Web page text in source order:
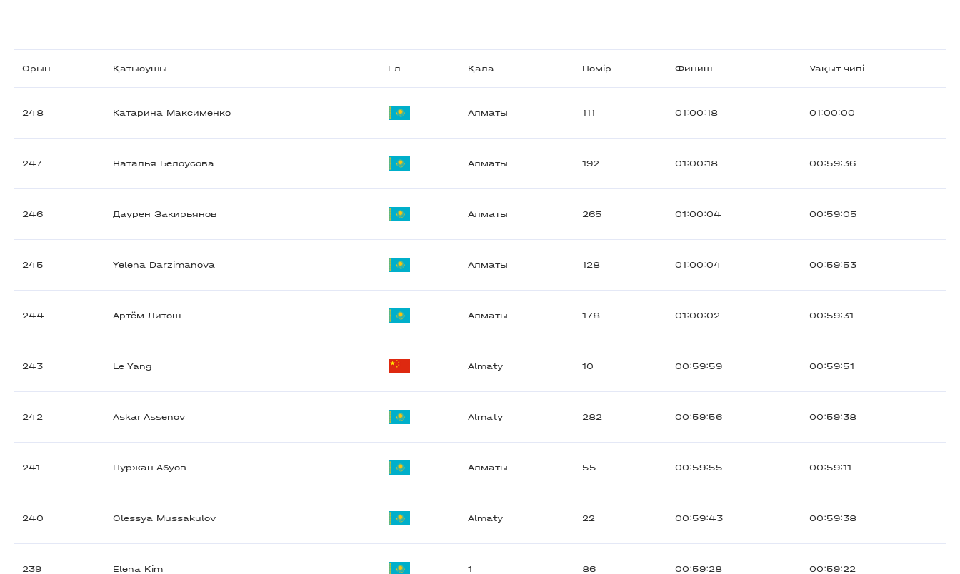
Орын Қатысушы Ел Қала Нөмір Финиш Уақыт чипі
248 Катарина Максименко Алматы 111 01:00:18 01:00:00
247 Наталья Белоусова Алматы 192 01:00:18 00:59:36
246 Даурен Закирьянов Алматы 265 01:00:04 00:59:05
245 Yelena Darzimanova Алматы 128 01:00:04 00:59:53
244 Артём Литош Алматы 178 01:00:02 00:59:31
243 Le Yang Almaty 10 00:59:59 00:59:51
242 Askar Assenov Almaty 282 00:59:56 00:59:38
241 Нуржан Абуов Алматы 55 00:59:55 00:59:11
240 Olessya Mussakulov Almaty 22 00:59:43 00:59:38
239 Elena Kim 1 86 00:59:28 00:59:22